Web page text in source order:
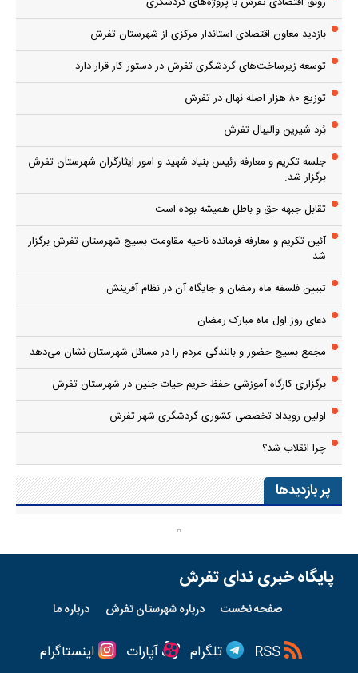
بازدید معاون اقتصادی استاندار مرکزی از شهرستان تفرش
توسعه زیرساخت‌های گردشگری تفرش در دستور کار قرار دارد
توزیع ۸۰ هزار اصله نهال در تفرش
بُرد شیرین والیبال تفرش
جلسه تکریم و معارفه رئیس بنیاد شهید و امور ایثارگران شهرستان تفرش
برگزار شد.
تقابل جبهه حق و باطل همیشه بوده است
آئین تکریم و معارفه فرمانده ناحیه مقاومت بسیج شهرستان تفرش برگزار
شد
تبیین فلسفه ماه رمضان و جایگاه آن در نظام آفرینش
دعای روز اول ماه مبارک رمضان
مجمع بسیج حضور و بالندگی مردم را در مسائل شهرستان نشان می‌دهد
برگزاری کارگاه آموزشی حفظ حریم حیات جنین در شهرستان تفرش
اولین رویداد تخصصی کشوری گردشگری شهر تفرش
چرا انقلاب شد؟
پر بازدیدها
پایگاه خبری ندای تفرش
صفحه نخست درباره شهرستان تفرش درباره ما
تلگرام آپارات اینستاگرام